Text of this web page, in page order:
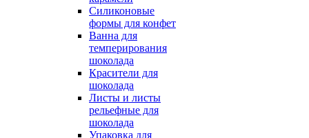
Силиконовые
формы для конфет
Ванна для
темперирования
шоколада
Красители для
шоколада
Листы и листы
рельефные для
шоколада
Упаковка для